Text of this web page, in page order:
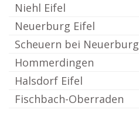
Niehl Eifel
Neuerburg Eifel
Scheuern bei Neuerburg
Hommerdingen
Halsdorf Eifel
Fischbach-Oberraden